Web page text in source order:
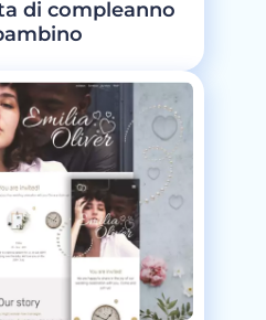
di compleanno